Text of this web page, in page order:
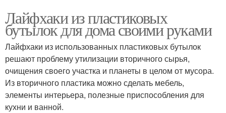
Лайфхаки из пластиковых
бутылок для дома своими руками
Лайфхаки из использованных пластиковых бутылок
решают проблему утилизации вторичного сырья,
очищения своего участка и планеты в целом от мусора.
Из вторичного пластика можно сделать мебель,
элементы интерьера, полезные приспособления для
кухни и ванной.